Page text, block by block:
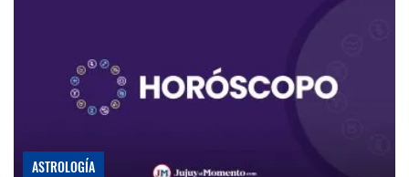
ASTROLOGÍA